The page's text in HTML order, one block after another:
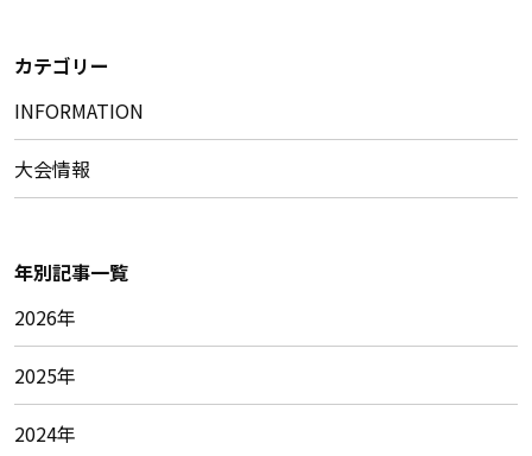
カテゴリー
INFORMATION
大会情報
年別記事一覧
2026年
2025年
2024年